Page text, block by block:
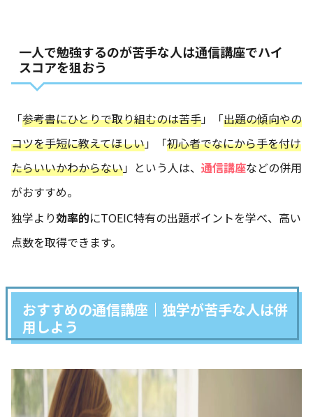
一人で勉強するのが苦手な人は通信講座でハイ
スコアを狙おう
「参考書にひとりで取り組むのは苦手」「出題の傾向やの
コツを手短に教えてほしい」「初心者でなにから手を付け
たらいいかわからない」という人は、 通信講座などの併用
がおすすめ。
独学より効率的にTOEIC特有の出題ポイントを学べ、高い
点数を取得できます。
おすすめの通信講座｜独学が苦手な人は併
用しよう